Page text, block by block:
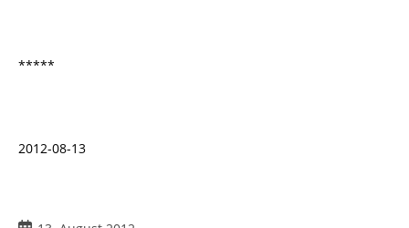
*****
2012-08-13